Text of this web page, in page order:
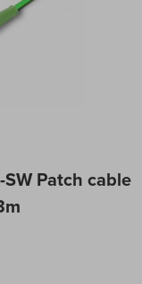
Patch cable